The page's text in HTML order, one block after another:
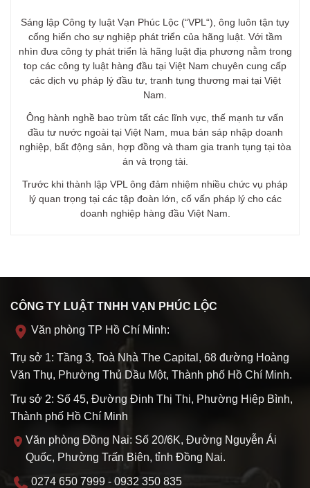
Sáng lập Công ty luật Vạn Phúc Lộc (“VPL“), ông luôn tận tụy
cống hiến cho sự nghiệp phát triển của hãng luật. Với tầm
nhìn đưa công ty phát triển là hãng luật địa phương nằm trong
top các công ty luật hàng đầu tại Việt Nam chuyên cung cấp
các dịch vụ pháp lý đầu tư, tranh tụng thương mại tại Việt
Nam.
Ông hành nghề bao trùm tất các lĩnh vực, thế mạnh tư vấn
đầu tư nước ngoài tại Việt Nam, mua bán sáp nhập doanh
nghiệp, bất động sản, hợp đồng và tham gia tranh tụng tại tòa
án và trọng tài.
Trước khi thành lập VPL ông đảm nhiệm nhiều chức vụ pháp
lý quan trọng tại các tập đoàn lớn, cố vấn pháp lý cho các
doanh nghiệp hàng đầu Việt Nam.
CÔNG TY LUẬT TNHH VẠN PHÚC LỘC
Văn phòng TP Hồ Chí Minh:
Trụ sở 1: Tầng 3, Toà Nhà The Capital, 68 đường Hoàng
Văn Thụ, Phường Thủ Dầu Một, Thành phố Hồ Chí Minh.
Trụ sở 2: Số 45, Đường Đinh Thị Thi, Phường Hiệp Bình,
Thành phố Hồ Chí Minh
Văn phòng Đồng Nai: Số 20/6K, Đường Nguyễn Ái
Quốc, Phường Trấn Biên, tỉnh Đồng Nai.
0274 650 7999 - 0932 350 835